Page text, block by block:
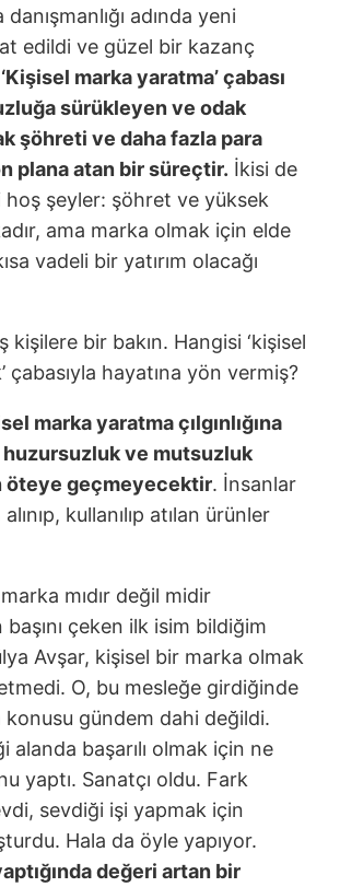
adında yeni
edildi ve güzel bir kazanç
‘Kişisel marka yaratma’ çabası
ğa sürükleyen ve odak
şöhreti ve daha fazla para
plana atan bir süreçtir. İkisi de
hoş şeyler: şöhret ve yüksek
ama marka olmak için elde
vadeli bir yatırım olacağı
kişilere bir bakın. Hangisi ‘kişisel
çabasıyla hayatına yön vermiş?
marka yaratma çılgınlığına
ve mutsuzluk
öteye geçmeyecektir. İnsanlar
kullanılıp atılan ürünler
mıdır değil midir
çeken ilk isim bildiğim
Avşar, kişisel bir marka olmak
O, bu mesleğe girdiğinde
konusu gündem dahi değildi.
alanda başarılı olmak için ne
yaptı. Sanatçı oldu. Fark
sevdiği işi yapmak için
Hala da öyle yapıyor.
ğında değeri artan bir